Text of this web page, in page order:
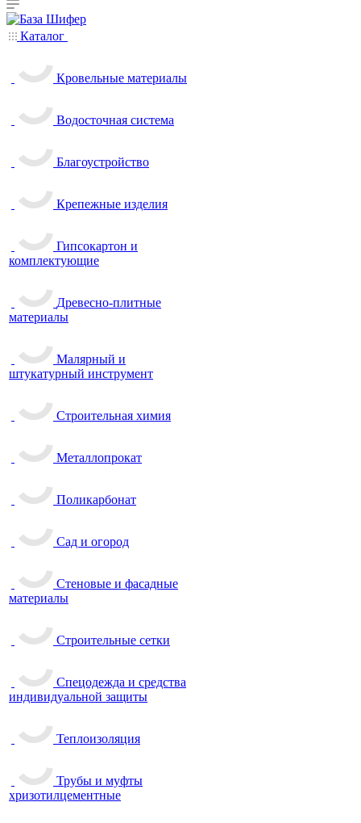
Каталог
Кровельные материалы
Водосточная система
Благоустройство
Крепежные изделия
Гипсокартон и
комплектующие
Древесно-плитные
материалы
Малярный и
штукатурный инструмент
Строительная химия
Металлопрокат
Поликарбонат
Сад и огород
Стеновые и фасадные
материалы
Строительные сетки
Спецодежда и средства
индивидуальной защиты
Теплоизоляция
Трубы и муфты
хризотилцементные